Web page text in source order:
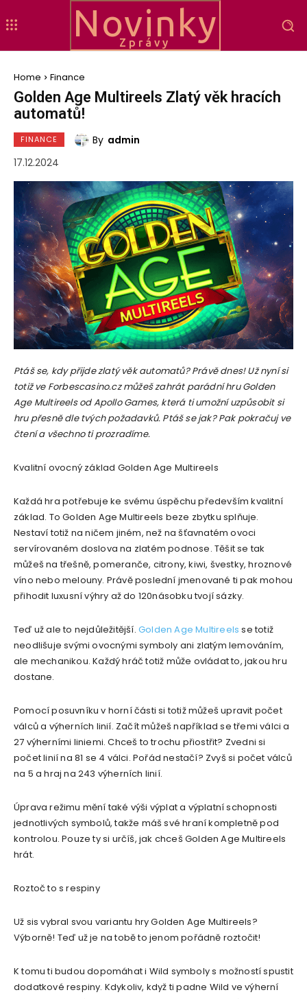
Novinky
Zprávy
Home Finance
Golden Age Multireels Zlatý věk hracích
automatů!
FINANCE By admin
17.12.2024
Ptáš se, kdy přijde zlatý věk automatů? Právě dnes! Už nyní si
totiž ve Forbescasino.cz můžeš zahrát parádní hru Golden
Age Multireels od Apollo Games, která ti umožní uzpůsobit si
hru přesně dle tvých požadavků. Ptáš se jak? Pak pokračuj ve
čtení a všechno ti prozradíme.
Kvalitní ovocný základ Golden Age Multireels
Každá hra potřebuje ke svému úspěchu především kvalitní
základ. To Golden Age Multireels beze zbytku splňuje.
Nestaví totiž na ničem jiném, než na šťavnatém ovoci
servírovaném doslova na zlatém podnose. Těšit se tak
můžeš na třešně, pomeranče, citrony, kiwi, švestky, hroznové
víno nebo melouny. Právě poslední jmenované ti pak mohou
přihodit luxusní výhry až do 120násobku tvojí sázky.
Teď už ale to nejdůležitější. Golden Age Multireels se totiž
neodlišuje svými ovocnými symboly ani zlatým lemováním,
ale mechanikou. Každý hráč totiž může ovládat to, jakou hru
dostane.
Pomocí posuvníku v horní části si totiž můžeš upravit počet
válců a výherních linií. Začít můžeš například se třemi válci a
27 výherními liniemi. Chceš to trochu přiostřit? Zvedni si
počet linií na 81 se 4 válci. Pořád nestačí? Zvyš si počet válců
na 5 a hraj na 243 výherních linií.
Úprava režimu mění také výši výplat a výplatní schopnosti
jednotlivých symbolů, takže máš své hraní kompletně pod
kontrolou. Pouze ty si určíš, jak chceš Golden Age Multireels
hrát.
Roztoč to s respiny
Už sis vybral svou variantu hry Golden Age Multireels?
Výborně! Teď už je na tobě to jenom pořádně roztočit!
K tomu ti budou dopomáhat i Wild symboly s možností spustit
dodatkové respiny. Kdykoliv, když ti padne Wild ve výherní